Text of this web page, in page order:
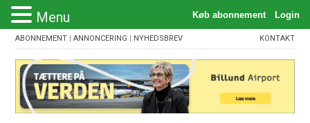
ABONNEMENT |ANNONCERING | NYHEDSBREV KONTAKT
Menu